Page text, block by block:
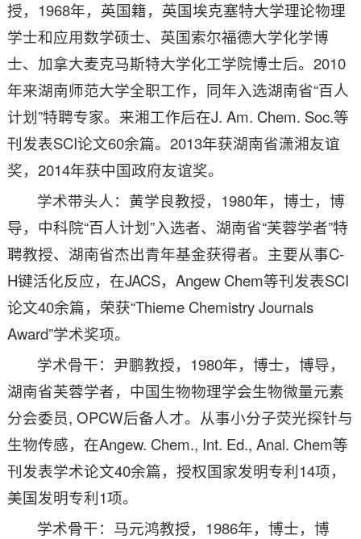
授，1968年，英国籍，英国埃克塞特大学理论物理
学士和应用数学硕士、英国索尔福德大学化学博
士、加拿大麦克马斯特大学化工学院博士后。2010
年来湖南师范大学全职工作，同年入选湖南省“百人
计划”特聘专家。来湘工作后在J. Am. Chem. Soc.等
刊发表SCI论文60余篇。2013年获湖南省潇湘友谊
奖，2014年获中国政府友谊奖。
学术带头人：黄学良教授，1980年，博士，博
导，中科院“百人计划”入选者、湖南省“芙蓉学者”特
聘教授、湖南省杰出青年基金获得者。主要从事C-
H键活化反应，在JACS，Angew Chem等刊发表SCI
论文40余篇，荣获“Thieme Chemistry Journals
Award”学术奖项。
学术骨干：尹鹏教授，1980年，博士，博导，
湖南省芙蓉学者，中国生物物理学会生物微量元素
分会委员, OPCW后备人才。从事小分子荧光探针与
生物传感，在Angew. Chem., Int. Ed., Anal. Chem等
刊发表学术论文40余篇，授权国家发明专利14项，
美国发明专利1项。
学术骨干：马元鸿教授，1986年，博士，博